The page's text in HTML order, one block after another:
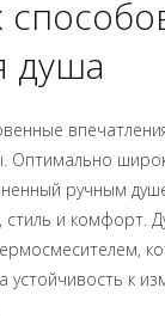
душа
Оптимально
ручным
стиль и комфорт.
устойчивость к